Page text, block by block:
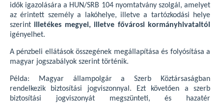
idők igazolására a HUN/SRB 104 nyomtatvány szolgál, amelyet
az érintett személy a lakóhelye, illetve a tartózkodási helye
szerintilletékes megyei, illetve fővárosi kormányhivataltól
igényelhet.
A pénzbeli ellátások összegének megállapítása és folyósítása a
magyar jogszabályok szerint történik.
Példa: Magyar állampolgár a Szerb Köztársaságban
rendelkezik biztosítási jogviszonnyal. Ezt követően a szerb
biztosítási jogviszonyát megszünteti, és hazatér